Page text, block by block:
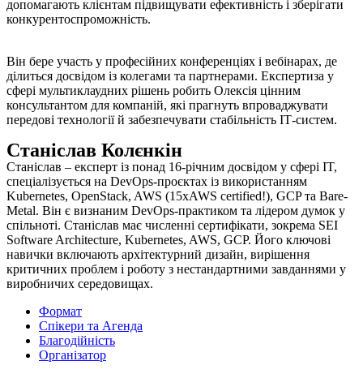
допомагають клієнтам підвищувати ефективність і зберігати
конкурентоспроможність.
Він бере участь у професійних конференціях і вебінарах, де
ділиться досвідом із колегами та партнерами. Експертиза у
сфері мультиклаудних рішень робить Олексія цінним
консультантом для компаній, які прагнуть впроваджувати
передові технології й забезпечувати стабільність ІТ-систем.
Станіслав Колєнкін
Станіслав – експерт із понад 16-річним досвідом у сфері IT,
спеціалізується на DevOps-проєктах із використанням
Kubernetes, OpenStack, AWS (15xAWS certified!), GCP та Bare-
Metal. Він є визнаним DevOps-практиком та лідером думок у
спільноті. Станіслав має численні сертифікати, зокрема SEI
Software Architecture, Kubernetes, AWS, GCP. Його ключові
навички включають архітектурний дизайн, вирішення
критичних проблем і роботу з нестандартними завданнями у
виробничих середовищах.
Формат
Спікери та Агенда
Благодійність
Організатор